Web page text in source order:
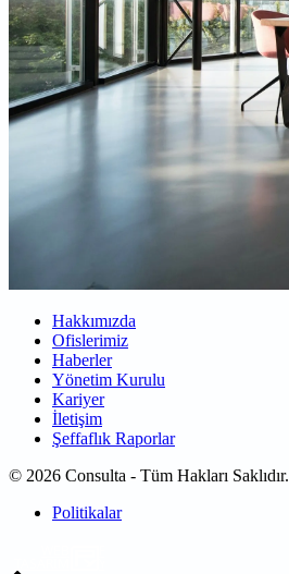
Hakkımızda
Ofislerimiz
Haberler
Yönetim Kurulu
Kariyer
İletişim
Şeffaflık Raporlar
© 2026 Consulta - Tüm Hakları Saklıdır.
Politikalar